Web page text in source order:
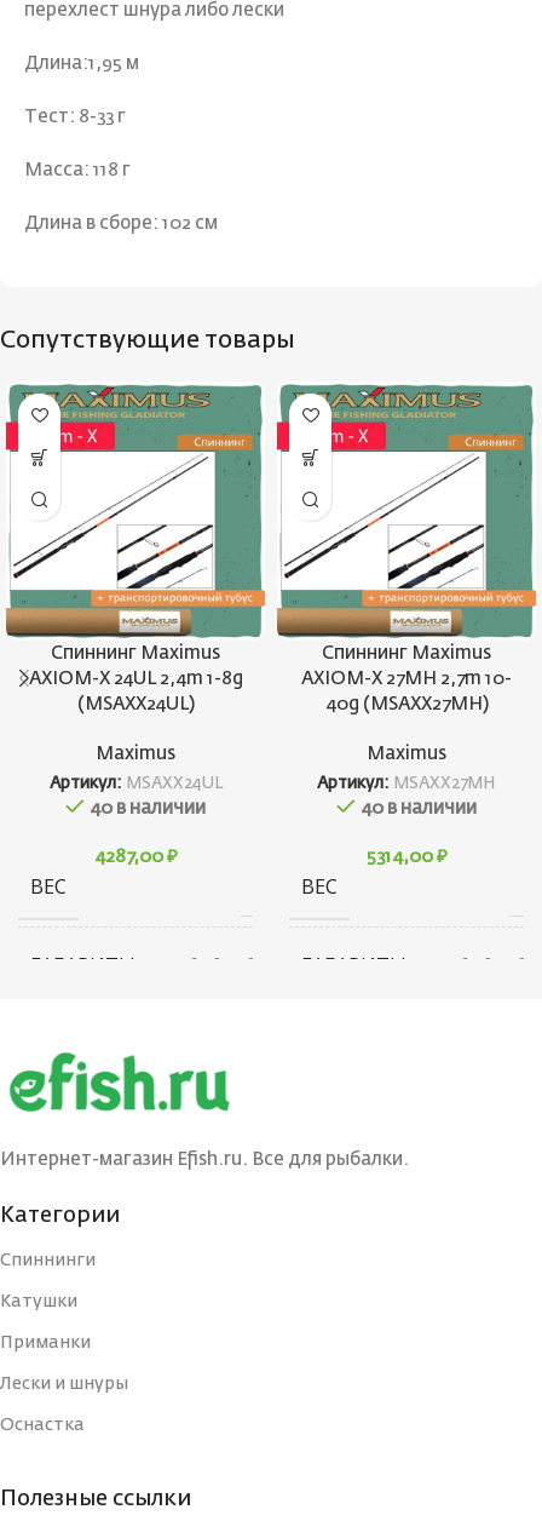
перехлест шнура либо лески
Длина:1,95 м
Тест: 8-33 г
Масса: 118 г
Длина в сборе: 102 см
Сопутствующие товары
Спиннинг Maximus
AXIOM-X 24UL 2,4m 1-8g
(MSAXX24UL)
Maximus
Артикул: MSAXX24UL
40 в наличии
4287,00 ₽
ВЕС
ГАБАРИТЫ
УДИЛИЩА
БРЕНД Maximus
КОЛИЧЕСТВО
ВЕРШИНОК
МАТЕРИАЛ
КОЛИЧЕСТВО КОЛЕЦ
Спиннинг Maximus
AXIOM-X 27MH 2,7m 10-
40g (MSAXX27MH)
Maximus
Артикул: MSAXX27MH
40 в наличии
5314,00 ₽
ВЕС
ГАБАРИТЫ
БРЕНД
Интернет-магазин Efish.ru. Все для рыбалки.
Категории
Спиннинги
Катушки
Приманки
Лески и шнуры
Оснастка
Полезные ссылки